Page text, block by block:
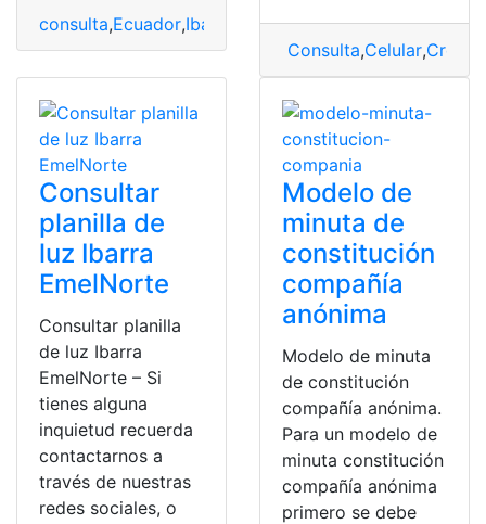
consulta,Ecuador,Ibarra Planilla de luz Ibarra
Consulta,Celular,
Consultar
planilla de
luz Ibarra
EmelNorte
Consultar planilla
de luz Ibarra
EmelNorte – Si
tienes alguna
inquietud recuerda
contactarnos a
través de nuestras
redes sociales, o
Modelo de
minuta de
constitución
compañía
anónima
Modelo de minuta
de constitución
compañía anónima.
Para un modelo de
minuta constitución
compañía anónima
primero se debe